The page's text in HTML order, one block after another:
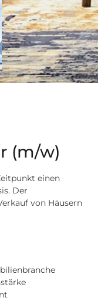
(m/w)
einen
Der
von Häusern